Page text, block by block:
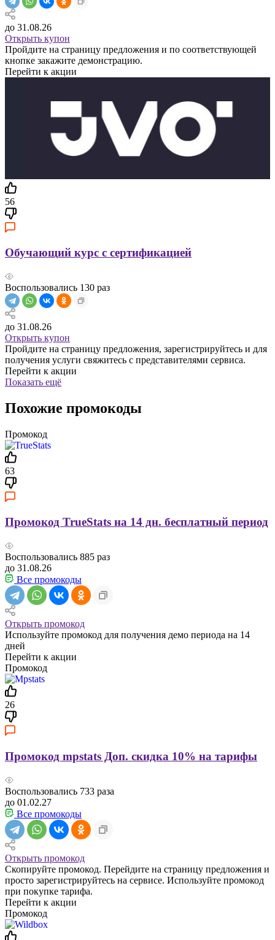
до 31.08.26
Открыть купон
Пройдите на страницу предложения и по соответствующей
кнопке закажите демонстрацию.
Перейти к акции
56
Обучающий курс с сертификацией
Воспользовались 130 раз
до 31.08.26
Открыть купон
Пройдите на страницу предложения, зарегистрируйтесь и для
получения услуги свяжитесь с представителями сервиса.
Перейти к акции
Показать ещё
Похожие промокоды
Промокод
63
Промокод TrueStats на 14 дн. бесплатный период
Воспользовались 885 раз
до 31.08.26
Все промокоды
Открыть промокод
Используйте промокод для получения демо периода на 14
дней
Перейти к акции
Промокод
26
Промокод mpstats Доп. скидка 10% на тарифы
Воспользовались 733 раза
до 01.02.27
Все промокоды
Открыть промокод
Скопируйте промокод. Перейдите на страницу предложения и
просто зарегистрируйтесь на сервисе. Используйте промокод
при покупке тарифа.
Перейти к акции
Промокод